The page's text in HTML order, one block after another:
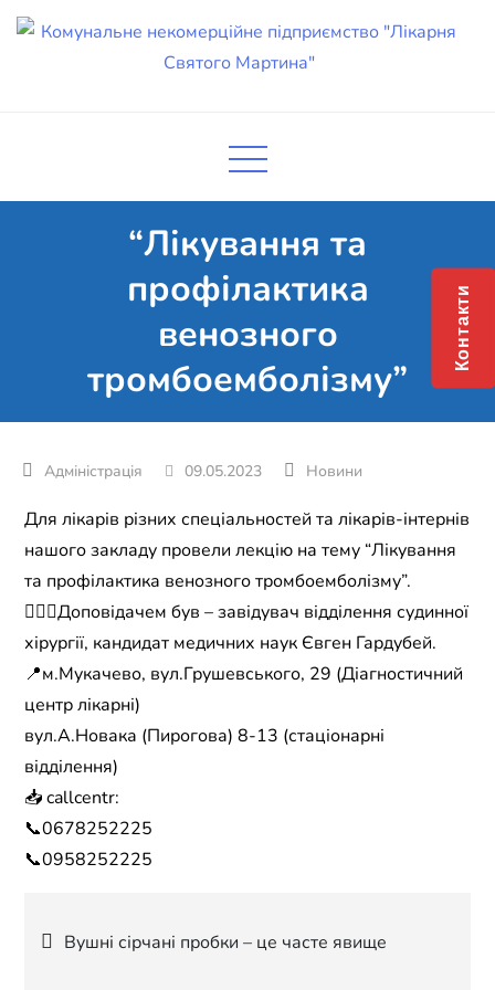
Skip
підприємство "Лікарня Святого
“Лікування та
профілактика
венозного
тромбоемболізму”
09.05.2023 Новини
Для лікарів різних спеціальностей та лікарів-інтернів
нашого закладу провели лекцію на тему “Лікування
та профілактика венозного тромбоемболізму”.
🧑🏻‍⚕️Доповідачем був – завідувач відділення судинної
хірургії, кандидат медичних наук Євген Гардубей.
📍м.Мукачево, вул.Грушевського, 29 (Діагностичний
центр лікарні)
вул.А.Новака (Пирогова) 8-13 (стаціонарні
відділення)
📥 callcentr:
📞0678252225
📞0958252225
Навігація
Вушні сірчані пробки – це часте явище
Контакти